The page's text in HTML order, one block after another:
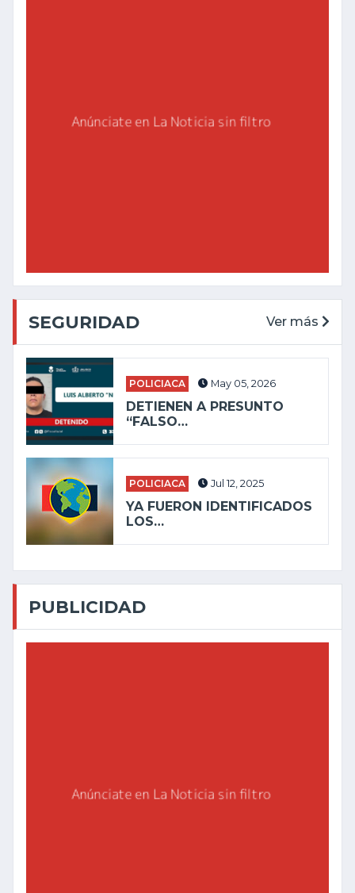
SEGURIDAD Ver más
POLICIACA May 05, 2026
DETIENEN A PRESUNTO
“FALSO…
POLICIACA Jul 12, 2025
YA FUERON IDENTIFICADOS
LOS…
PUBLICIDAD